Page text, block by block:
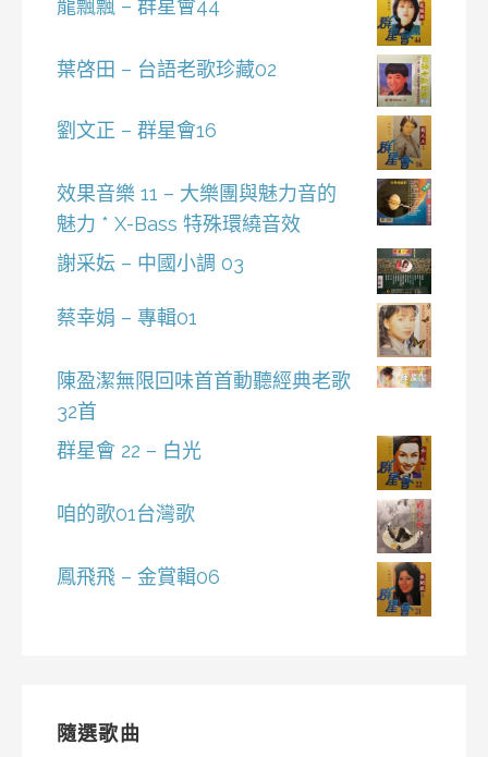
龍飄飄 – 群星會44
葉啓田 – 台語老歌珍藏02
劉文正 – 群星會16
效果音樂 11 – 大樂團與魅力音的
魅力 * X-Bass 特殊環繞音效
謝采妘 – 中國小調 03
蔡幸娟 – 專輯01
陳盈潔無限回味首首動聽經典老歌
32首
群星會 22 – 白光
咱的歌01台灣歌
鳳飛飛 – 金賞輯06
隨選歌曲